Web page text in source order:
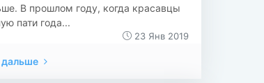
В прошлом году, когда красавцы
пати года...
23 Янв 2019
дальше